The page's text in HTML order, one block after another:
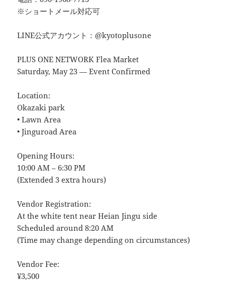
※ショートメール対応可
LINE公式アカウント：@kyotoplusone
PLUS ONE NETWORK Flea Market
Saturday, May 23 — Event Confirmed
Location:
Okazaki park
• Lawn Area
• Jinguroad Area
Opening Hours:
10:00 AM – 6:30 PM
(Extended 3 extra hours)
Vendor Registration:
At the white tent near Heian Jingu side
Scheduled around 8:20 AM
(Time may change depending on circumstances)
Vendor Fee:
¥3,500